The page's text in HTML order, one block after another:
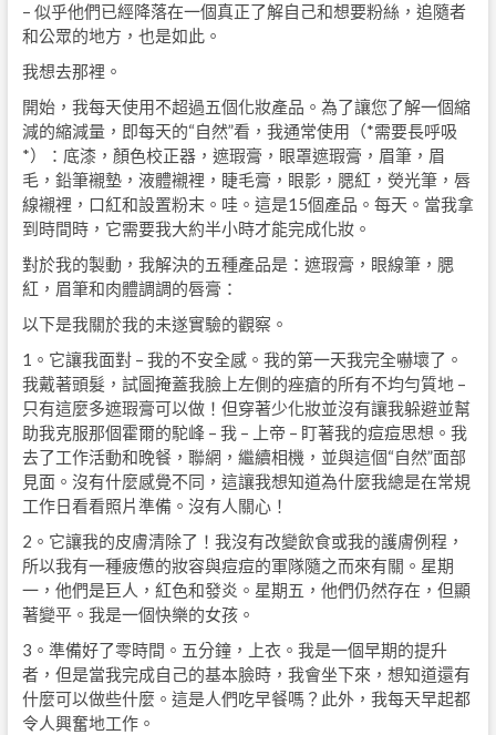
– 似乎他們已經降落在一個真正了解自己和想要粉絲，追隨者
和公眾的地方，也是如此。
我想去那裡。
開始，我每天使用不超過五個化妝產品。為了讓您了解一個縮
減的縮減量，即每天的“自然”看，我通常使用（*需要長呼吸
*）：底漆，顏色校正器，遮瑕膏，眼罩遮瑕膏，眉筆，眉
毛，鉛筆襯墊，液體襯裡，睫毛膏，眼影，腮紅，熒光筆，唇
線襯裡，口紅和設置粉末。哇。這是15個產品。每天。當我拿
到時間時，它需要我大約半小時才能完成化妝。
對於我的製動，我解決的五種產品是：遮瑕膏，眼線筆，腮
紅，眉筆和肉體調調的唇膏：
以下是我關於我的未遂實驗的觀察。
1。它讓我面對 – 我的不安全感。我的第一天我完全嚇壞了。
我戴著頭髮，試圖掩蓋我臉上左側的痤瘡的所有不均勻質地 –
只有這麼多遮瑕膏可以做！但穿著少化妝並沒有讓我躲避並幫
助我克服那個霍爾的駝峰 – 我 – 上帝 – 盯著我的痘痘思想。我
去了工作活動和晚餐，聯網，繼續相機，並與這個“自然”面部
見面。沒有什麼感覺不同，這讓我想知道為什麼我總是在常規
工作日看看照片準備。沒有人關心！
2。它讓我的皮膚清除了！我沒有改變飲食或我的護膚例程，
所以我有一種疲憊的妝容與痘痘的軍隊隨之而來有關。星期
一，他們是巨人，紅色和發炎。星期五，他們仍然存在，但顯
著變平。我是一個快樂的女孩。
3。準備好了零時間。五分鐘，上衣。我是一個早期的提升
者，但是當我完成自己的基本臉時，我會坐下來，想知道還有
什麼可以做些什麼。這是人們吃早餐嗎？此外，我每天早起都
令人興奮地工作。